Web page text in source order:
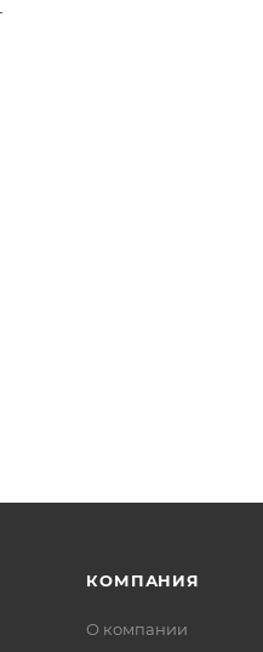
КОМПАНИЯ
О компании